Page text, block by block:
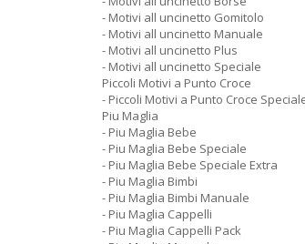
- Motivi all uncinetto Gomitolo
- Motivi all uncinetto Manuale
- Motivi all uncinetto Plus
- Motivi all uncinetto Speciale
Piccoli Motivi a Punto Croce
- Piccoli Motivi a Punto Croce
Piu Maglia
- Piu Maglia Bebe
- Piu Maglia Bebe Speciale
- Piu Maglia Bebe Speciale Extra
- Piu Maglia Bimbi
- Piu Maglia Bimbi Manuale
- Piu Maglia Cappelli
- Piu Maglia Cappelli Pack